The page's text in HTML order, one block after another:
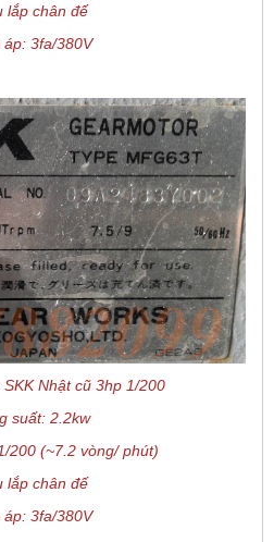
lắp chân đế
3fa/380V
Nhật cũ 3hp 1/200
suất: 2.2kw
200 (~7.2 vòng/ phút)
lắp chân đế
3fa/380V